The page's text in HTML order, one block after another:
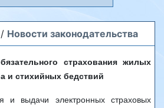
/ Новости законодательства
страхования жилых
и стихийных бедствий
и выдачи электронных страховых